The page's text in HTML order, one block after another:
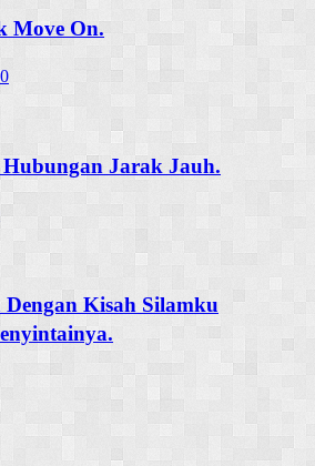
Move On.
Jarak Jauh.
Kisah Silamku